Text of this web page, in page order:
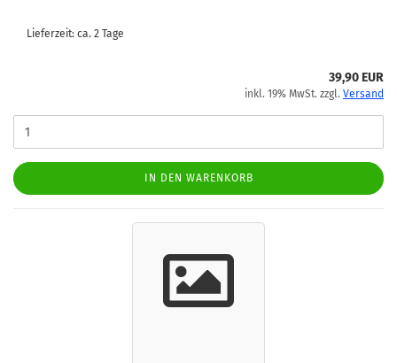
Lieferzeit: ca. 2 Tage
39,90 EUR
inkl. 19% MwSt. zzgl. Versand
IN DEN WARENKORB